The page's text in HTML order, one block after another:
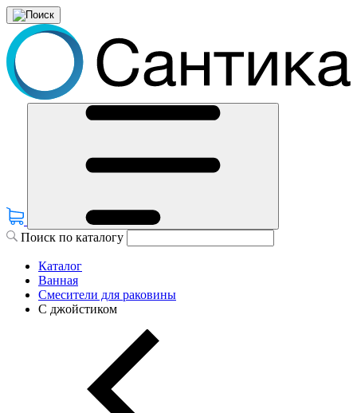
Поиск по каталогу
Каталог
Ванная
Смесители для раковины
С джойстиком